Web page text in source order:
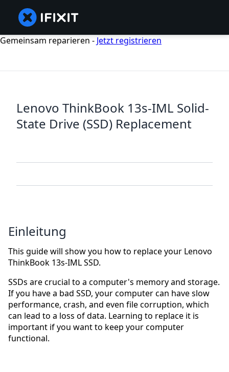
Gemeinsam reparieren - Jetzt registrieren
Lenovo ThinkBook 13s-IML Solid-
State Drive (SSD) Replacement
Einleitung
This guide will show you how to replace your Lenovo
ThinkBook 13s-IML SSD.
SSDs are crucial to a computer's memory and storage.
If you have a bad SSD, your computer can have slow
performance, crash, and even file corruption, which
can lead to a loss of data. Learning to replace it is
important if you want to keep your computer
functional.